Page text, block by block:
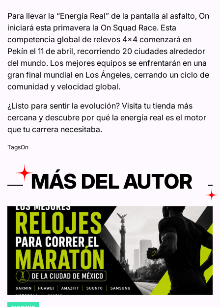
Para llevar la “Energía Real” de la pantalla al asfalto, On
iniciará esta primavera la On Squad Race. Esta
competencia global de relevos 4×4 comenzará en
Pekín el 11 de abril, recorriendo 20 ciudades alrededor
del mundo. Los mejores equipos se enfrentarán en una
gran final mundial en Los Ángeles, cerrando un ciclo de
comunidad y velocidad global.
¿Listo para sentir la evolución? Visita tu tienda más
cercana y descubre por qué la energía real es el motor
que tu carrera necesitaba.
TagsOn
MÁS DEL AUTOR